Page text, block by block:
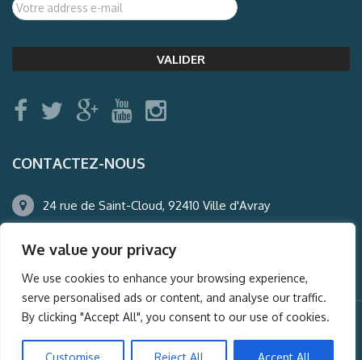
We value your privacy
We use cookies to enhance your browsing experience,
serve personalised ads or content, and analyse our traffic.
By clicking "Accept All", you consent to our use of cookies.
Customise Reject All Accept All
CONTACTEZ-NOUS
24 rue de Saint-Cloud, 92410 Ville d'Avray